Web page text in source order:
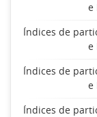
e
Índices de
e
Índices de
e
Índices de